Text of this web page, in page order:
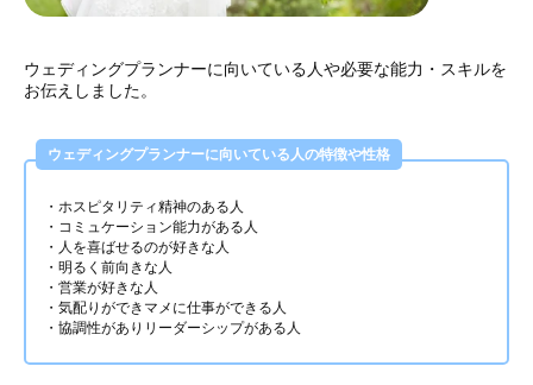
ウェディングプランナーに向いている人や必要な能力・スキルを
お伝えしました。
ウェディングプランナーに向いている人の特徴や性格
・ホスピタリティ精神のある人
・コミュケーション能力がある人
・人を喜ばせるのが好きな人
・明るく前向きな人
・営業が好きな人
・気配りができマメに仕事ができる人
・協調性がありリーダーシップがある人